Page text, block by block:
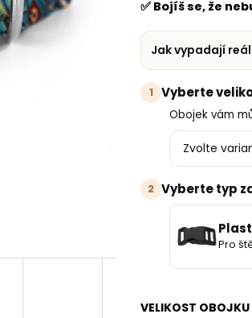
✅ Bojíš se, že
Jak vypadají
1 Vyberte
Obojek vám
2 Vyberte typ
Pro
VELIKOST OBOJKU